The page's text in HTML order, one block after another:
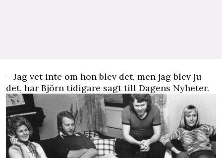
– Jag vet inte om hon blev det, men jag blev ju
det, har Björn tidigare sagt till Dagens Nyheter.